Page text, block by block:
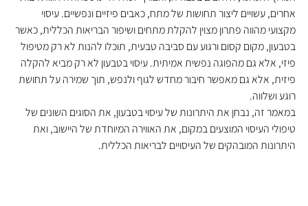
אחרים, עשויים ליצור תחושות של מתח, כאבים פיזיים ונפשיים. עיסוי
מקצועי מהווה פתרון מצוין להקלת מתחים ושיפור הבריאות הכללית, כאשר
בטבעון, מקום קסום ורגוע עם סביבה טבעית, תוכלו להנות לא רק מטיפול
פיזי, אלא גם מהפוגה נפשית אמיתית. עיסוי בטבעון לא רק מביא להקלה
פיזית, אלא גם מאפשר חיבור מחדש לגוף ולנפש, תוך שמירה על תחושת
רוגע ושלווה.
במאמר זה, נבחן את היתרונות של עיסוי בטבעון, את הסוגים השונים של
טיפולי העיסוי המוצעים במקום, את האווירה המיוחדת של היישוב, ואת
היתרונות המובהקים של העיסויים לבריאות הכללית.